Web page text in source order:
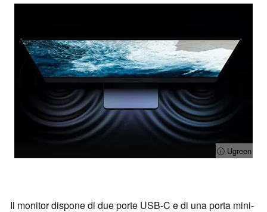
ⓘ Ugreen
Il monitor dispone di due porte USB-C e di una porta mini-